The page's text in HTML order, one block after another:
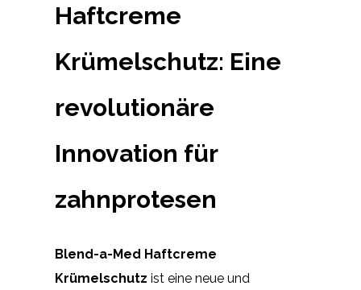
Haftcreme
Krümelschutz: Eine
revolutionäre
Innovation für
zahnprotesen
Blend-a-Med Haftcreme
Krümelschutz ist eine neue und